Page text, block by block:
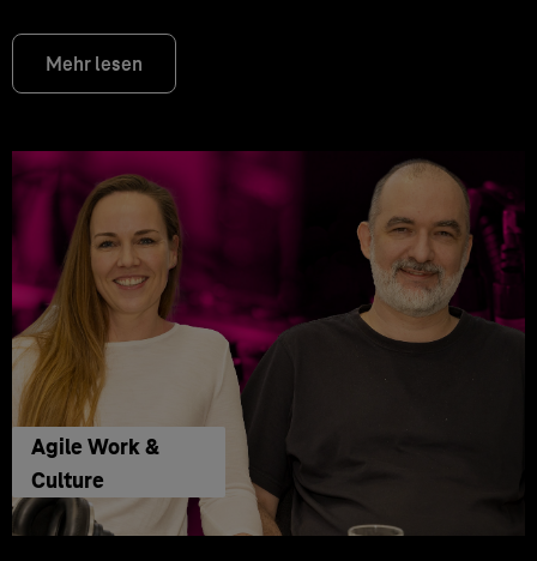
Mehr lesen
Agile Work &
Culture